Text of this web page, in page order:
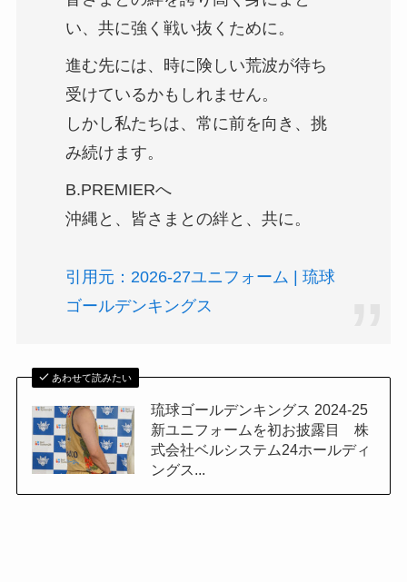
い、共に強く戦い抜くために。
進む先には、時に険しい荒波が待ち
受けているかもしれません。
しかし私たちは、常に前を向き、挑
み続けます。
B.PREMIERへ
沖縄と、皆さまとの絆と、共に。
引用元：2026-27ユニフォーム | 琉球
ゴールデンキングス
あわせて読みたい
琉球ゴールデンキングス 2024-25
新ユニフォームを初お披露目 株
式会社ベルシステム24ホールディ
ングス...